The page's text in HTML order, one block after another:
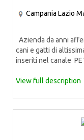
Campania Lazio
Azienda da anni
cani e gatti di
inseriti nel canale
View full description